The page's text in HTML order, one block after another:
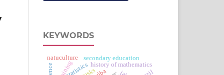
KEYWORDS
statistics history of mathematics
secondary education
natuculture